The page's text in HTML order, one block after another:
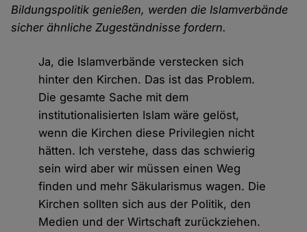
Bildungspolitik genießen, werden die Islamverbände
sicher ähnliche Zugeständnisse fordern.
Ja, die Islamverbände verstecken sich
hinter den Kirchen. Das ist das Problem.
Die gesamte Sache mit dem
institutionalisierten Islam wäre gelöst,
wenn die Kirchen diese Privilegien nicht
hätten. Ich verstehe, dass das schwierig
sein wird aber wir müssen einen Weg
finden und mehr Säkularismus wagen. Die
Kirchen sollten sich aus der Politik, den
Medien und der Wirtschaft zurückziehen.